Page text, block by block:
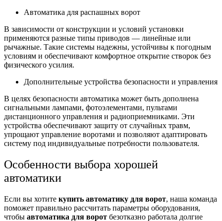
Автоматика для распашных ворот
В зависимости от конструкции и условий установки
применяются разные типы приводов — линейные или
рычажные. Такие системы надежны, устойчивы к погодным
условиям и обеспечивают комфортное открытие створок без
физического усилия.
Дополнительные устройства безопасности и управления
В целях безопасности автоматика может быть дополнена
сигнальными лампами, фотоэлементами, пультами
дистанционного управления и радиоприемниками. Эти
устройства обеспечивают защиту от случайных травм,
упрощают управление воротами и позволяют адаптировать
систему под индивидуальные потребности пользователя.
Особенности выбора хорошей
автоматики
Если вы хотите купить автоматику для ворот, наша команда
поможет правильно рассчитать параметры оборудования,
чтобы автоматика для ворот безотказно работала долгие